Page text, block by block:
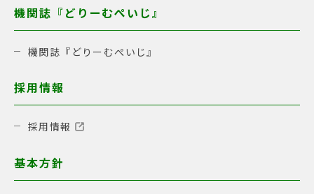
機関誌『どりーむぺいじ』
機関誌『どりーむぺいじ』
採用情報
採用情報
基本方針